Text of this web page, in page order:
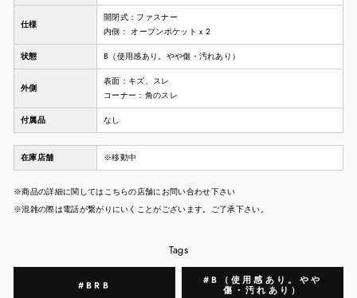
仕様
開閉式：ファスナー
内側： オープンポケット x 2
状態 B（使用感あり。やや傷・汚れあり）
外側
表面：キズ、スレ
コーナー：角のスレ
付属品 なし
在庫店舗 ※移動中
※商品の詳細に関してはこちらの店舗にお問い合わせ下さい
※混雑の際は電話が繋がりにいくことがございます。ご了承下さい。
Tags
#BRB
#B（使用感あり。やや
傷・汚れあり）